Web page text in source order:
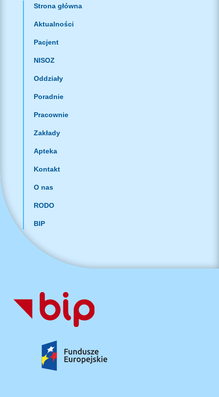
Strona główna
Aktualności
Pacjent
NISOZ
Oddziały
Poradnie
Pracownie
Zakłady
Apteka
Kontakt
O nas
RODO
BIP